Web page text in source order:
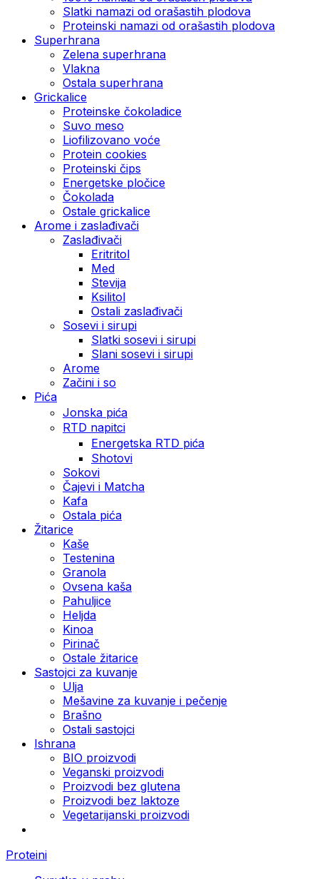
Slatki namazi od orašastih plodova
Proteinski namazi od orašastih plodova
Superhrana
Zelena superhrana
Vlakna
Ostala superhrana
Grickalice
Proteinske čokoladice
Suvo meso
Liofilizovano voće
Protein cookies
Proteinski čips
Energetske pločice
Čokolada
Ostale grickalice
Arome i zaslađivači
Zaslađivači
Eritritol
Med
Stevija
Ksilitol
Ostali zaslađivači
Sosevi i sirupi
Slatki sosevi i sirupi
Slani sosevi i sirupi
Arome
Začini i so
Pića
Jonska pića
RTD napitci
Energetska RTD pića
Shotovi
Sokovi
Čajevi i Matcha
Kafa
Ostala pića
Žitarice
Kaše
Testenina
Granola
Ovsena kaša
Pahuljice
Heljda
Kinoa
Pirinač
Ostale žitarice
Sastojci za kuvanje
Ulja
Mešavine za kuvanje i pečenje
Brašno
Ostali sastojci
Ishrana
BIO proizvodi
Veganski proizvodi
Proizvodi bez glutena
Proizvodi bez laktoze
Vegetarijanski proizvodi
Proteini